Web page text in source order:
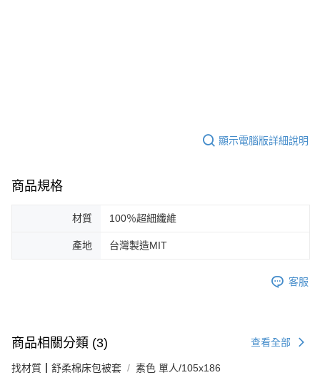
顯示電腦版詳細說明
商品規格
材質 100％超細纖維
產地 台灣製造MIT
客服
商品相關分類 (3) 查看全部
找材質┃舒柔棉床包被套 素色 單人/105x186